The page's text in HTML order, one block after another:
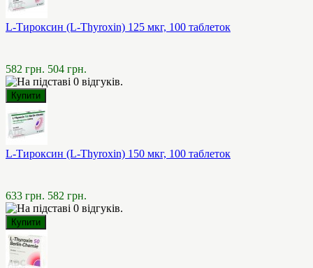
L-Тироксин (L-Thyroxin) 125 мкг, 100 таблеток
582 грн. 504 грн.
L-Тироксин (L-Thyroxin) 150 мкг, 100 таблеток
633 грн. 582 грн.